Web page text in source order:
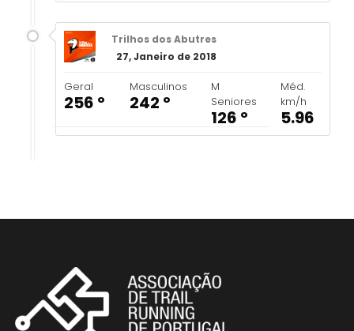
Trilhos dos Abutres
27, Janeiro de 2018
Geral
256 º
Masculinos
242 º
M
Seniores
126 º
Méd.
km/h
5.96